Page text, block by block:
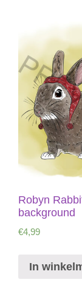
Robyn
background
€4,99
In